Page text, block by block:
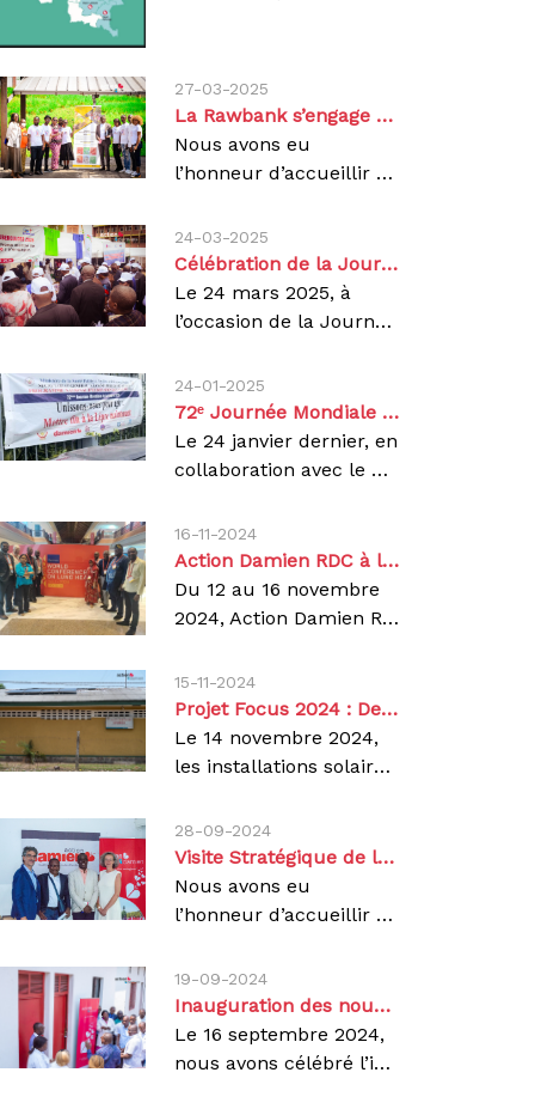
27-03-2025
La Rawbank s’engage aux côtés d’Action Damien pour un projet à haute portée sociale.
Nous avons eu
l’honneur d’accueillir madame Rita Masengo, responsable des actions sociales et publiques de la rawbank, une banque commerciale de la RDC, le jeudi 27 mars 2025 pour une visite de nos projets à Kinshasa.Cette rencontre s’inscrit dans le cadre de leur soutien dans un futur projet de pisciculture dans la province du Kwilu, visant à favoriser la réinsertion physique et socioéconomique des personnes affectées par la lèpre et la tuberculose.Accompagnée de l’équipe D’Action Damien en RDC, madame Masengo a pu découvrir nos initiatives sur terrain à travers nos différents projets notamment :Atelier de coupe et couture, un projet destiné aux enfants d’anciens malades et filles guéris de la lèpre et la tuberculose pour leur offrir une réinsertion socio-économique.une rencontre avec les 11 pensionnaires de l’hôpital de la rive, affectés par la lèpre. une visite du centre d’excellence Damien (CEDA), ainsi que des échanges avec des patients atteints de tuberculose multi résistante et l’association des victorieux de la tuberculose multi résistante (AVTUR) . sensible aux besoins des bénéficiaires, madame Rita Masengo a procédé à une remise des dons de denrées alimentaires aux personnes affectées par la lèpre, ainsi que du matériel médical destiné aux personnels du CEDA, aux patients et aux bénéficiaires de nos projets.Par la même occasion, Mme Masengo avait sensibilisé autour des violences basées sur le genre (VBG), que sont victimes les personnes affectées par ces maladies.Nous exprimons notre profonde gratitude à la rawbank sa pour son soutien à travers ce partenariat et espérons que ce projet de pisciculture marquera le début d’une collaboration durable au service des vulnérables.
24-03-2025
Célébration de la Journée Mondiale de Lutte contre la Tuberculose 2025
Le 24 mars 2025, à
l’occasion de la Journée Mondiale de Lutte contre la Tuberculose (JMT), nous avons réaffirmé notre engagement pour mettre fin à cette maladie en République Démocratique du Congo (RDC). Placée sous le thème « Oui ! Nous pouvons mettre fin à la tuberculose : nous engager, investir et agir concrètement », cette journée a été l’occasion de rappeler l’urgence d’une action collective pour sauver des vies et lutter contre ce fléau.De nombreuses autorités sanitaires, partenaires et acteurs de la société civile étaient présent afin de :Réaffirmer les engagements des acteurs clés dans la lutte contre la tuberculose. Présenter le bilan des avancées en matière de diagnostic et de traitement. Lancer un appel à une mobilisation renforcée pour atteindre les objectifs mondiaux d’élimination de la tuberculose.Cette dernière demeure une cause majeure de mortalité évitable en RDC. Le pays fait parti des 30 nations les plus touchées au monde, avec des milliers de nouveaux cas chaque année, dont certains développent des formes multi-résistantes. Face à cette situation, nous poursuivons notre engagement à long terme pour un accès équitable aux soins.Nos Initiatives pour lutter contre la Tuberculose en RDCRenforcement des Capacités SanitairesNous soutenons activement 9 provinces de la RDC grâce à un réseau de structures médicales étatiques, régies par le Programme national de lutte contre la tuberculose facilitant ainsi l’accès rapide au dépistage et aux soins. À Kinshasa, notre Centre d’Excellence Damien (CEDA) est une référence pour la prise en charge de la tuberculose multi-résistante (TB-MR).Sensibilisation et engagement communautaireAux côtés de partenaires tels que le Club des Amis Damien, ARTUR et RIAPED, nous organisons des campagnes de sensibilisation et de dépistage communautaire.L’objectif : informer la population sur les symptômes de la tuberculose et encourager un recours rapide au traitement.Innovation et recherche médicaleNous contribuons à l’amélioration des outils de diagnostic rapide et soutenons la recherche pour des traitements plus efficaces et mieux adaptés aux réalités locales. L’élimination de la tuberculose nécessite l’implication de tous : autorités sanitaires, organisations internationales, personnels médicaux mais aussi chaque citoyen.Nous appelons chacun à :Se faire dépister en cas de symptômes.Sensibiliser son entourage sur l’importance du diagnostic précoce et du suivi du traitement.Soutenir les initiatives et organisations engagées dans la lutte contre la tuberculose.Un monde sans tuberculose est possible.Agissons dès maintenant !Agir, c’est contagieux !
24-01-2025
72ᵉ Journée Mondiale de la Lèpre : Unissons-nous pour agir !
Le 24 janvier dernier, en
collaboration avec le Programme National d'Élimination de la Lèpre (PNEL) et différents partenaires, nous avons pris part à la 72ᵉ Journée Mondiale de la Lèpre (JML) lors de la tribune santé sur la lèpre, sous le thème : « Unissons-nous pour agir, mettons fin à la lèpre maintenant ! »La situation en RDC :Classée parmi les pays les plus endémiques, la RDC rapporte plus de 1 000 nouveaux cas de lèpre par an. Elle occupe la 4ᵉ position mondiale, après l’Inde, le Brésil et l’Indonésie, et la 1ʳᵉ en Afrique en matière de lèpre (rapport OMS 2023).Près de la moitié des provinces en RDC rapportent plus de 100 cas par an, les classant comme hyper-endémiques. En 2023, parmi elles, le Haut-Katanga et le Tanganyika comptabilisent plus de 400 cas.Cette maladie infectieuse chronique, causée par le bacille Mycobacterium leprae, peut entraîner de graves complications, notamment des infirmités permanentes si elle n'est pas traitée à temps. En 2023, le taux d’infirmité était de 9 %.Un objectif commun :Zéro Lèpre d'ici 2030Malgré ces chiffres alarmants, la lèpre peut être traitée et vaincue ! Des traitements efficaces existent depuis plusieurs années et sont accessibles gratuitement. Le défi reste la sensibilisation, la détection précoce et la lutte contre la stigmatisation des personnes affectées.L’Organisation Mondiale de la Santé (OMS) a fixé un objectif ambitieux : Zéro Lèpre d’ici 2030.Cet objectif repose sur trois piliers fondamentaux :Zéro cas de lèpre : Renforcer la détection précoce et l’accès aux traitements.Zéro infirmité due à la lèpre : Assurer une prise en charge médicale rapide et efficace.Zéro stigmatisation : Sensibiliser et combattre les discriminations subies par les personnes touchées.Depuis plusieurs décennies, nous nous engageons activement dans la lutte contre la lèpre en RDC à travers plusieurs actions essentielles :Aide médicale, dépistage actif, Information et sensibilisation, éducation et formation, recherche, soutien logistique, Care after Cure.Aux côtés du PNEL et d’autres partenaires, nous soutenons les actions visant à éliminer la maladie en renforçant l’accès aux soins et en luttant contre la stigmatisation.Pour atteindre cet objectif, plusieurs stratégies sont mises en place :Cartographie des poches d’endémie et recherche active des cas pour identifier les zones les plus touchéesRecherche des sujets contacts et intensification de la chimioprophylaxie (PEP-DUR) pour limiter la propagation.Sensibilisation et campagnes d’éducation via les médias pour encourager la détection précoce. Renforcement des partenariats avec les personnes touchées, les donateurs et la société civile pour atteindre l’objectif "Zéro Lèpre d’ici 2030".Recherche opérationnelle pour améliorer les stratégies de lutte.Chaque action compte ! Sensibilisation, diagnostic précoce et accès aux soins gratuits sont les clés pour éradiquer la lèpre en RDC. En unissant nos efforts, nous avançons vers un avenir sans lèpre.Agir, c’est contagieux !Retrouvez toutes nos actions et rejoignez-nous dans la lutte contre la lèpre sur nos réseaux sociaux.Découvrez d'autres articles sur le même sujet !
16-11-2024
Action Damien RDC à la Conférence Mondiale sur la Santé Pulmonaire 2024 à BALI
Du 12 au 16 novembre
2024, Action Damien RDC a fièrement participé à la Conférence Mondiale sur la Santé Pulmonaire (WCLH), organisée à Bali, Indonésie, par l’Union Conférence. Cet événement a rassemblé des experts internationaux pour échanger sur les avancées majeures dans la lutte contre les maladies pulmonaires, notamment la tuberculose.Représentée par Dr Pierre UMBA, notre représentant national, Action Damien RDC a activement contribué aux discussions sur des solutions innovantes, tout en renforçant son engagement envers l’éradication de la tuberculose et des autres maladies respiratoires en République Démocratique du Congo.Cette conférence a offert une plateforme précieuse pour :Partager des expériences et des bonnes pratiques.Consolider des partenariats stratégiques.Explorer de nouvelles approches pour améliorer la gestion de la santé pulmonaire en RDC.Des progrès remarquables en 2023Grâce à des efforts conjoints, 105 494 vies ont été sauvées en 2023, avec :14 492 enfants traités, reflétant notre engagement envers les populations les plus vulnérables.117 935 personnes traitées pour la tuberculose. 709 cas de tuberculose pharmaco-résistante pris en charge.Un appel à une action globaleCette conférence internationale a réaffirmé une vérité fondamentale : la lutte contre la tuberculose est un défi mondial. Inspirés par cet événement, nous restons déterminés à poursuivre notre mission, en collaboration avec nos partenaires, pour construire un avenir sans tuberculose. Ensemble, avançons vers un monde en meilleure santé.
15-11-2024
Projet Focus 2024 : Des installations solaires pour renforcer les soins en RDC
Le 14 novembre 2024,
les installations solaires du projet Focus 2024 ont été inaugurées au Centre Hospitalier Pasteur Kasongo (CHPK ) de Yolo et au centre Etonga à Nsele.Impact des installations : Centre Hospitalier Pasteur Kasongo au CHPK de Yolo : Électricité pour des infrastructures clés comme la salle d’accouchement, la pharmacie, et la salle d’opération. Au centre Etonga : Énergie pour la maternité en construction, la salle de soins, et un pavillon pour les patients tuberculeux.Cette cérémonie a réuni des acteurs clés, dont le Médecin Coordonnateur de Kinshasa, les représentants d’Action Damien, l’équipe de FOCUS, et des ONG partenaires. Tous ont salué l’impact de ces solutions durables, essentielles dans un pays où les coupures d’électricité sont fréquentes.Le Projet Focus illustre l’importance de la coopération internationale et de l’énergie renouvelable pour relever les défis sanitaires en RDC.
28-09-2024
Visite Stratégique de la Directrice Générale dans le projet Action Damien en RDC – 20 au 27 septembre 202242
Nous avons eu
l’honneur d’accueillir Pascale Barnich, Directrice Générale d’Action Damien, lors de sa visite en RDC, accompagnée du Dr Alberto Roggi, Conseiller médical, et d’Angela Bianco, Officier de Liaison à Bruxelles. Cette mission a marqué un moment fort de renforcement de notre engagement envers les populations les plus vulnérables, touchées par des maladies telles que la lèpre, la tuberculose et d’autres maladies tropicales négligées comme l’ulcère de Buruli et le pian.Un Partenaire Actif dans la Lutte Contre les MaladiesCette deuxième visite depuis 2022 avait pour objectif d'établir des liens encore plus solides avec les autorités sanitaires nationales et locales afin de poursuivre les discussions sur la lutte contre les maladies pour lesquelles nous œuvrons. La Directrice a ainsi rencontré le Dr Yuma Ramazani, Secrétaire Général à la Santé Publique, pour explorer des pistes de collaboration renforcée avec le Ministère de la Santé publique, hygiène et prévoyance sociale.Les échanges avec des partenaires tels que l’USAID, l’Union Européenne, l’Ambassade de Belgiqueundefined de France en RDC, le PNUD et l’OPALCO ainsi que l’INRB ont permis de faire le bilan des actions menées et d’identifier les axes d'amélioration pour maximiser l’impact de nos interventions sur le terrain.Un Impact Mesurable sur la Santé PubliqueLes résultats obtenus en 2023 témoignent de l'efficacité de nos efforts : dans les 9 provinces où nous intervenons. La couverture pour la tuberculose a atteint 84%, avec 117 935 personnes traitées. Concernant la lèpre, 2032 nouveaux cas ont été dépistés et pris en charge, tandis que 514 cas de Pian ont été traités avec succès et 65 nouveaux cas d’ulcère de Buruli ont également été soignés. Ces résultats sont la preuve tangible de l'impact de nos actions.Vers une Collaboration RenforcéeUn moment clé de cette mission a été la session d'auto-évaluation avec le Comité de Direction de la coordination nationale d’Action Damien RDC, qui a permis de faire le point sur nos réalisations et de définir des objectifs plus ambitieux pour l’avenir.La visite de la Directrice Générale a été une occasion précieuse de renforcer nos partenariats et de stimuler l’action collective en faveur de la santé des populations vulnérables en RDC. Grâce à un engagement commun et des efforts coordonnés, nous restons résolus à éliminer la lèpre, la tuberculose et d'autres maladies tropicales négligées.Ensemble, nous faisons la différence pour un avenir en meilleure santé pour tous.
19-09-2024
Inauguration des nouveaux bâtiments du laboratoire du Centre d’Excellence Damien (CEDA)
Le 16 septembre 2024,
nous avons célébré l’inauguration de ses nouveaux bâtiments de laboratoire du Centre d’Excellence Damien (CEDA) à Kinshasa. Spécialisé dans la prise en charge de la tuberculose pharmaco-résistante (TB-PR), le CEDA a marqué cette étape importante en présence de notre Représentant National, Dr Pierre Umba, et du Médecin Directeur du CEDA, Dr Luc Lukaso. La cérémonie a été symbolisée par la remise officielle des clés, illustrant notre engagement à renforcer le diagnostic et le traitement de la TB-PR.Depuis son ouverture en novembre 2014, le CEDA a réalisé des avancées significatives dans la lutte contre la tuberculose. En tant que premier hôpital en République Démocratique du Congo dédié à la gestion de la TB-PR, le CEDA a pris en charge des centaines de patients, leur offrant des soins gratuits et de qualité. En 2023, 126 patients, dont 41 atteints de formes avancées de la maladie, ont été accueillis et traités.Les nouvelles infrastructures, financées par les dons nos bénévoles Action Damien, permettront d'améliorer encore davantage nos services, en offrant un environnement moderne pour un diagnostic plus rapide et une meilleure prise en charge des patients. Grâce à des protocoles innovants, le CEDA a déjà démontré sa capacité à détecter précocement et à traiter efficacement les cas complexes de tuberculose.Le CEDA demeure un pilier essentiel dans la lutte contre la tuberculose en République Démocratique du Congo, et nous continuons à nous engager à offrir des soins de qualité à toutes les personnes touchées par cette maladie.